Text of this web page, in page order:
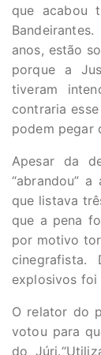
que acabou
anos, estão
porque a
tiveram
contraria
podem pegar
Apesar da
“abrandou”
que listava
que a pena
por motivo
explosivos foi
O relator do
votou para
do